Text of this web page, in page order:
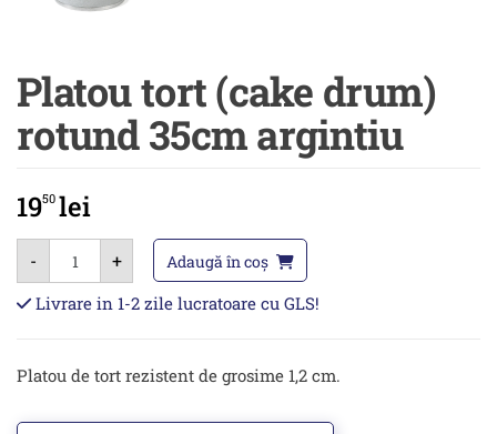
Platou tort (cake drum)
rotund 35cm argintiu
1950 lei
-
Cantitate
Platou
tort
(cake
drum)
+ Adaugă în coș
Livrare in 1-2 zile lucratoare cu GLS!
Platou de tort rezistent de grosime 1,2 cm.